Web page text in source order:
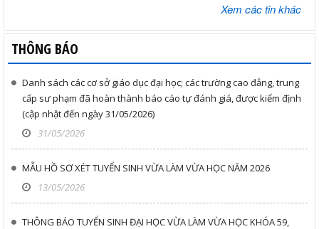
Xem các tin khác
THÔNG BÁO
Danh sách các cơ sở giáo dục đại học; các trường cao đẳng, trung
cấp sư phạm đã hoàn thành báo cáo tự đánh giá, được kiểm định
(cập nhật đến ngày 31/05/2026)
31/05/2026
MẪU HỒ SƠ XÉT TUYỂN SINH VỪA LÀM VỪA HỌC NĂM 2026
13/05/2026
THÔNG BÁO TUYỂN SINH ĐẠI HỌC VỪA LÀM VỪA HỌC KHÓA 59,